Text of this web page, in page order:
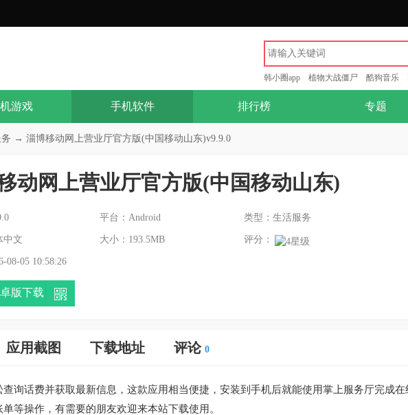
韩小圈app 植物大战僵尸 酷狗音乐
游戏 手机软件 排行榜 专题
→ 淄博移动网上营业厅官方版(中国移动山东)v9.9.0
动网上营业厅官方版(中国移动山东)
平台：Android 类型：生活服务
中文 大小：193.5MB 评分：
08-05 10:58:26
版下载
应用截图 下载地址 评论 0
询话费并获取最新信息，这款应用相当便捷，安装到手机后就能使用掌上服务厅完成在
等操作，有需要的朋友欢迎来本站下载使用。